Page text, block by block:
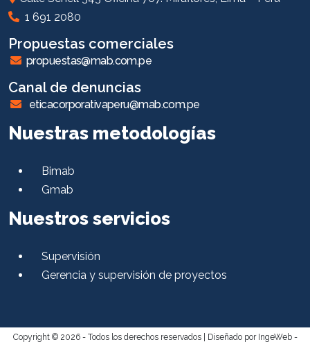
1 691 2080
Propuestas comerciales
propuestas@mab.com.pe
Canal de denuncias
eticacorporativaperu@mab.com.pe
Nuestras metodologías
Bimab
Gmab
Nuestros servicios
Supervisión
Gerencia y supervisión de proyectos
Copyright © 2026 - Todos los derechos reservados | Diseñado por IngeWeb -